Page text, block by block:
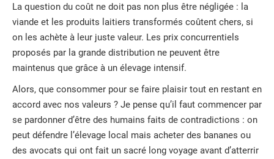
La question du coût ne doit pas non plus être négligée : la
viande et les produits laitiers transformés coûtent chers, si
on les achète à leur juste valeur. Les prix concurrentiels
proposés par la grande distribution ne peuvent être
maintenus que grâce à un élevage intensif.
Alors, que consommer pour se faire plaisir tout en restant en
accord avec nos valeurs ? Je pense qu’il faut commencer par
se pardonner d’être des humains faits de contradictions : on
peut défendre l’élevage local mais acheter des bananes ou
des avocats qui ont fait un sacré long voyage avant d’atterrir